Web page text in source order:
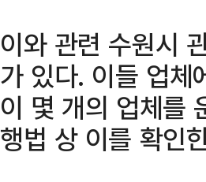
이와 관련 수원시
가 있다. 이들 업체
이 몇 개의 업체를
행법 상 이를 확인